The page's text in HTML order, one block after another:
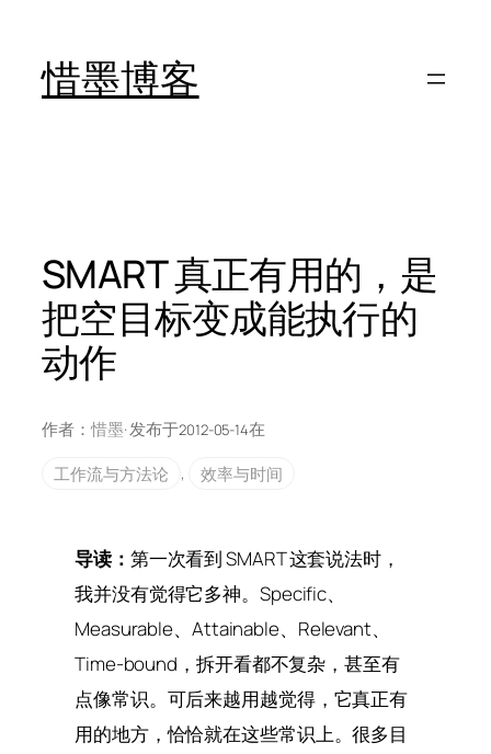
惜墨博客
SMART 真正有用的，是
把空目标变成能执行的
动作
作者： 惜墨· 发布于2012-05-14在
工作流与方法论
, 效率与时间
导读： 第一次看到 SMART 这套说法时，
我并没有觉得它多神。Specific、
Measurable、Attainable、Relevant、
Time-bound，拆开看都不复杂，甚至有
点像常识。可后来越用越觉得，它真正有
用的地方，恰恰就在这些常识上。很多目